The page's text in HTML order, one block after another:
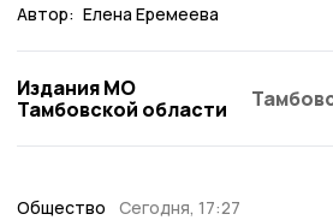
Автор: Елена Еремеева
Издания МО
Тамбовской области
Общество Сегодня, 17:27